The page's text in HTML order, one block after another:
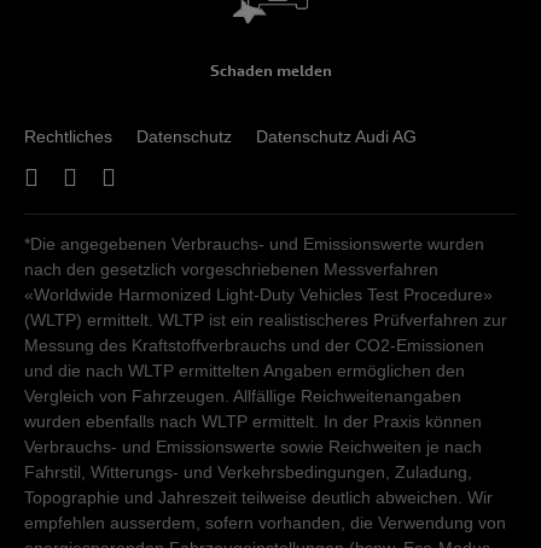
Schaden melden
Rechtliches Datenschutz Datenschutz Audi AG
*Die angegebenen Verbrauchs- und Emissionswerte wurden
nach den gesetzlich vorgeschriebenen Messverfahren
«Worldwide Harmonized Light-Duty Vehicles Test Procedure»
(WLTP) ermittelt. WLTP ist ein realistischeres Prüfverfahren zur
Messung des Kraftstoffverbrauchs und der CO2-Emissionen
und die nach WLTP ermittelten Angaben ermöglichen den
Vergleich von Fahrzeugen. Allfällige Reichweitenangaben
wurden ebenfalls nach WLTP ermittelt. In der Praxis können
Verbrauchs- und Emissionswerte sowie Reichweiten je nach
Fahrstil, Witterungs- und Verkehrsbedingungen, Zuladung,
Topographie und Jahreszeit teilweise deutlich abweichen. Wir
empfehlen ausserdem, sofern vorhanden, die Verwendung von